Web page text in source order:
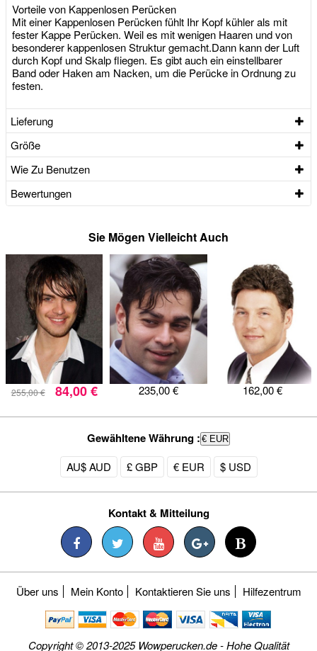
Vorteile von Kappenlosen Perücken
Mit einer Kappenlosen Perücken fühlt Ihr Kopf kühler als mit
fester Kappe Perücken. Weil es mit wenigen Haaren und von
besonderer kappenlosen Struktur gemacht.Dann kann der Luft
durch Kopf und Skalp fliegen. Es gibt auch ein einstellbarer
Band oder Haken am Nacken, um die Perücke in Ordnung zu
festen.
Lieferung
Größe
Wie Zu Benutzen
Bewertungen
Sie Mögen Vielleicht Auch
255,00 € 84,00 € 235,00 € 162,00 €
Gewähltene Währung : € EUR
AU$ AUD £ GBP € EUR $ USD
Kontakt & Mitteilung
Über uns Mein Konto Kontaktieren Sie uns Hilfezentrum
Copyright © 2013-2025 Wowperucken.de - Hohe Qualität